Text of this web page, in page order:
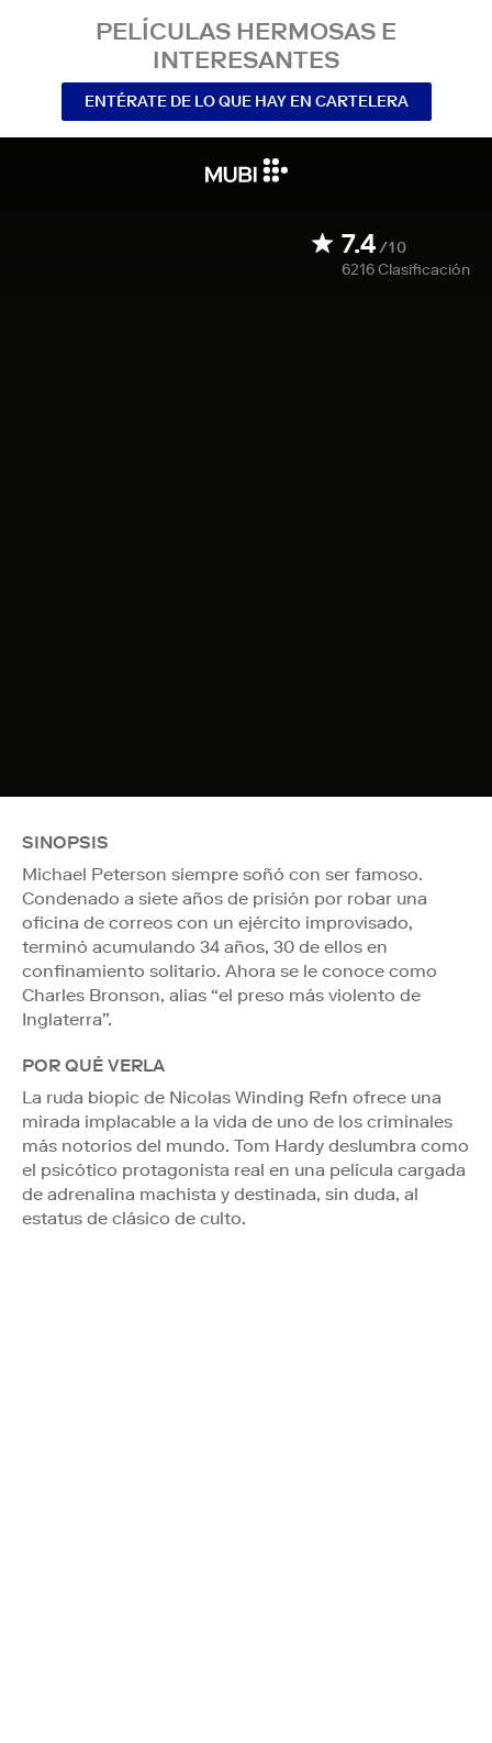
PELÍCULAS HERMOSAS E
INTERESANTES
ENTÉRATE DE LO QUE HAY EN CARTELERA
7.4/10
6216Clasificación
SINOPSIS
Michael Peterson siempre soñó con ser famoso.
Condenado a siete años de prisión por robar una
oficina de correos con un ejército improvisado,
terminó acumulando 34 años, 30 de ellos en
confinamiento solitario. Ahora se le conoce como
Charles Bronson, alias “el preso más violento de
Inglaterra”.
POR QUÉ VERLA
La ruda biopic de Nicolas Winding Refn ofrece una
mirada implacable a la vida de uno de los criminales
más notorios del mundo. Tom Hardy deslumbra como
el psicótico protagonista real en una película cargada
de adrenalina machista y destinada, sin duda, al
estatus de clásico de culto.